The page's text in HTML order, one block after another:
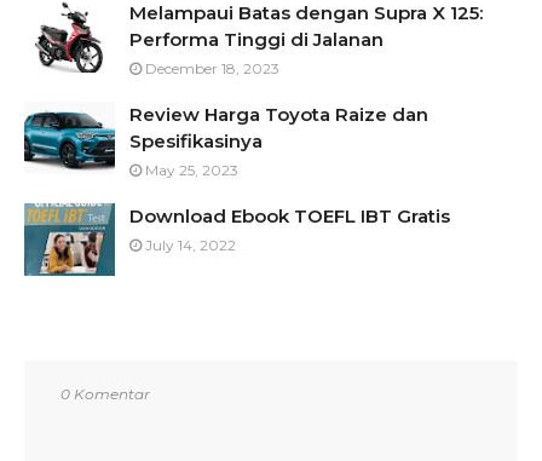
Melampaui Batas dengan Supra X 125:
Performa Tinggi di Jalanan
December 18, 2023
Review Harga Toyota Raize dan
Spesifikasinya
May 25, 2023
Download Ebook TOEFL IBT Gratis
July 14, 2022
0 Komentar